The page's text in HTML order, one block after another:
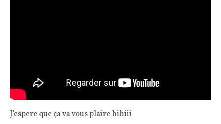
J’espere que ça va vous plaire hihiii